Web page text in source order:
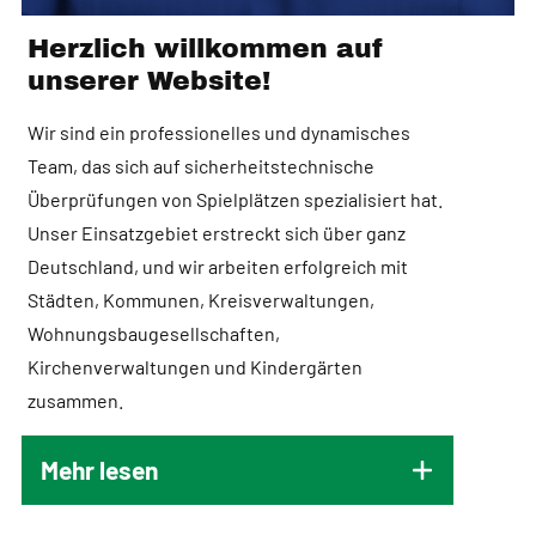
Herzlich willkommen auf
unserer Website!
Wir sind ein professionelles und dynamisches
Team, das sich auf sicherheitstechnische
Überprüfungen von Spielplätzen spezialisiert hat.
Unser Einsatzgebiet erstreckt sich über ganz
Deutschland, und wir arbeiten erfolgreich mit
Städten, Kommunen, Kreisverwaltungen,
Wohnungsbaugesellschaften,
Kirchenverwaltungen und Kindergärten
zusammen.
Mehr lesen